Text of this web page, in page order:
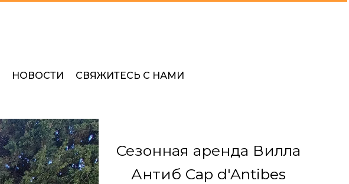
НОВОСТИ СВЯЖИТЕСЬ С НАМИ
Сезонная аренда Вилла
Антиб Cap d'Antibes